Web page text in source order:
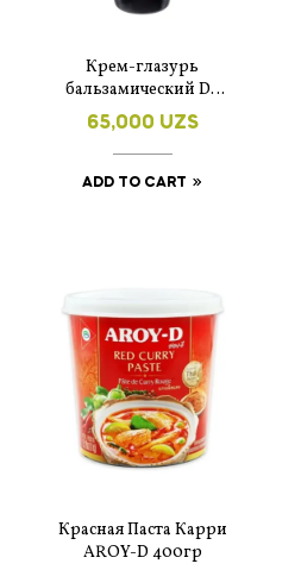
Крем-глазурь
бальзамический De
Nigris 250 мл
65,000 UZS
ADD TO CART
Красная Паста Карри
AROY-D 400гр